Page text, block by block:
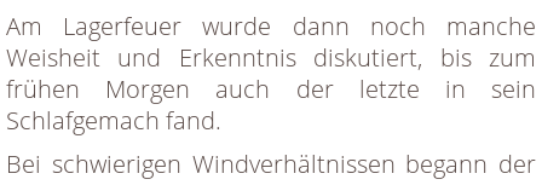
Am Lagerfeuer wurde dann noch manche
Weisheit und Erkenntnis diskutiert, bis zum
frühen Morgen auch der letzte in sein
Schlafgemach fand.
Bei schwierigen Windverhältnissen begann der